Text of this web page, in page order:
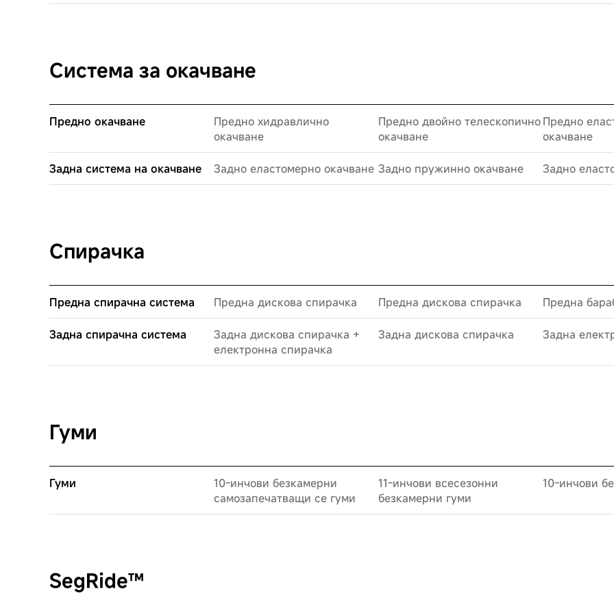
Система за окачване
Предно окачване
Предно хидравлично
окачване
Предно двойно телескопично
окачване
Предно
окачване
Задна система на окачване Задно еластомерно окачване Задно пружинно окачване Задно
Спирачка
Предна спирачна система Предна дискова спирачка Предна дискова спирачка Предна
Задна спирачна система
Задна дискова спирачка +
електронна спирачка
Задна дискова спирачка Задна
Гуми
Гуми
10-инчови безкамерни
самозапечатващи се гуми
11-инчови всесезонни
безкамерни гуми
10-инчови
SegRide™